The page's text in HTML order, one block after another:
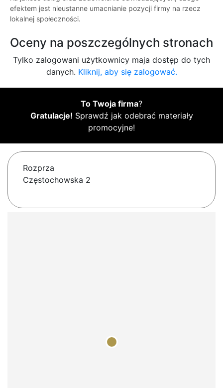
efektem jest nieustanne umacnianie pozycji firmy na rzecz
lokalnej społeczności.
Oceny na poszczególnych stronach
Tylko zalogowani użytkownicy maja dostęp do tych
danych. Kliknij, aby się zalogować.
To Twoja firma?
Gratulacje! Sprawdź jak odebrać materiały
promocyjne!
Rozprza
Częstochowska 2